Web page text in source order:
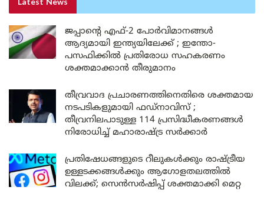
Latest News
ജപ്പാന്റെ എഫ്-2 പോർവിമാനങ്ങൾ
ആദ്യമായി ഇന്ത്യയിലേക്ക് ; ഇന്തോ-
പസഫിക്കിൽ പ്രതിരോധ സഹകരണം
ശക്തമാക്കാൻ തീരുമാനം
തീവ്രവാദ പ്രചാരണത്തിനെതിരെ ശക്തമായ
നടപടികളുമായി ഫഡ്നാവിസ് ;
തീവ്രനിലപാടുള്ള 114 പ്രസിദ്ധീകരണങ്ങൾ
നിരോധിച്ച് മഹാരാഷ്ട്ര സർക്കാർ
പ്രതിഷേധങ്ങളുടെ റീലുകൾക്കും രാഷ്ട്രീയ
ഉള്ളടക്കങ്ങൾക്കും ആഗോളതലത്തിൽ
വിലക്ക്; സെൻസർഷിപ്പ് ശക്തമാക്കി മെറ്റ